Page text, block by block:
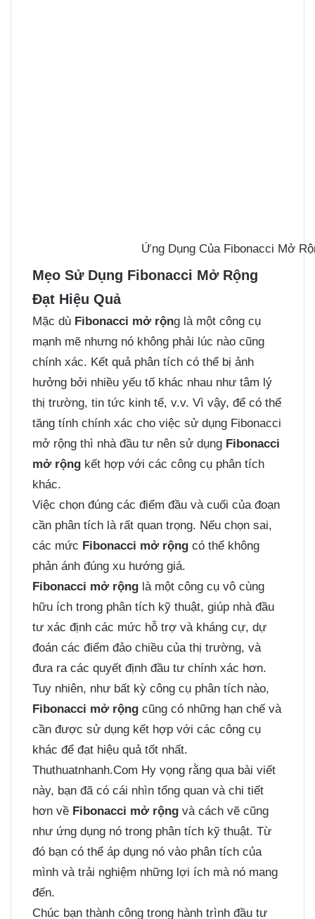
Ứng Dụng Của Fibonacci Mở
Mẹo Sử Dụng Fibonacci Mở Rộng
Đạt Hiệu Quả
Mặc dù Fibonacci mở rộng là một công cụ
mạnh mẽ nhưng nó không phải lúc nào cũng
chính xác. Kết quả phân tích có thể bị ảnh
hưởng bởi nhiều yếu tố khác nhau như tâm lý
thị trường, tin tức kinh tế, v.v. Vì vậy, để có thể
tăng tính chính xác cho việc sử dụng Fibonacci
mở rộng thì nhà đầu tư nên sử dụng Fibonacci
mở rộng kết hợp với các công cụ phân tích
khác.
Việc chọn đúng các điểm đầu và cuối của đoạn
cần phân tích là rất quan trọng. Nếu chọn sai,
các mức Fibonacci mở rộng có thể không
phản ánh đúng xu hướng giá.
Fibonacci mở rộng là một công cụ vô cùng
hữu ích trong phân tích kỹ thuật, giúp nhà đầu
tư xác định các mức hỗ trợ và kháng cự, dự
đoán các điểm đảo chiều của thị trường, và
đưa ra các quyết định đầu tư chính xác hơn.
Tuy nhiên, như bất kỳ công cụ phân tích nào,
Fibonacci mở rộng cũng có những hạn chế và
cần được sử dụng kết hợp với các công cụ
khác để đạt hiệu quả tốt nhất.
Thuthuatnhanh.Com Hy vọng rằng qua bài viết
này, bạn đã có cái nhìn tổng quan và chi tiết
hơn về Fibonacci mở rộng và cách vẽ cũng
như ứng dụng nó trong phân tích kỹ thuật. Từ
đó bạn có thể áp dụng nó vào phân tích của
mình và trải nghiệm những lợi ích mà nó mang
đến.
Chúc bạn thành công trong hành trình đầu tư